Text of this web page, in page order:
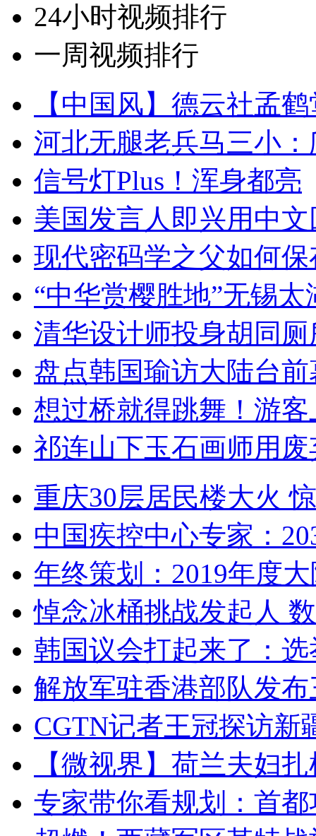
24小时视频排行
一周视频排行
【中国风】德云社孟
河北无腿老兵马三小
信号灯Plus！浑身都亮
美国发言人即兴用中
现代密码学之父如何
“中华赏樱胜地”无锡
清华设计师投身胡同
盘点韩国瑜访大陆台
想过桥就得跳舞！游客
祁连山下玉石画师用
重庆30层居民楼大火
中国疾控中心专家：
年终策划：2019年度
悼念冰桶挑战发起人
韩国议会打起来了：
解放军驻香港部队发
CGTN记者王冠探访新
【微视界】荷兰夫妇
专家带你看规划：首